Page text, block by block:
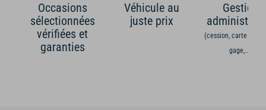
Occasions
sélectionnées
vérifiées et
garanties
Véhicule au
juste prix
Gestion
(cession, carte grise,
gage,...)